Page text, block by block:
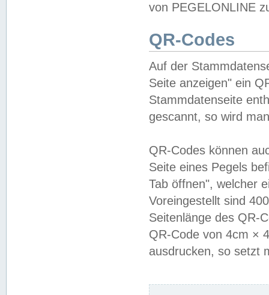
von PEGELONLINE
QR-Codes
Auf der
Seite anzeigen" ein
Stammdatenseite
gescannt, so wird
QR-Codes können
Seite eines Pegels
Tab öffnen", welcher
Voreingestellt sind
Seitenlänge des QR-
QR-Code von 4cm ×
ausdrucken, so setzt